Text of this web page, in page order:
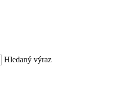
Hledaný výraz